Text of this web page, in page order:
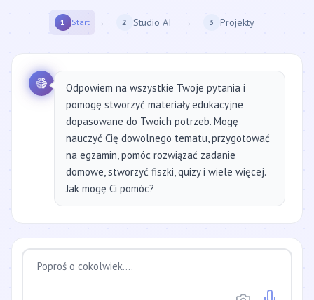
1 Start → 2 Studio AI → 3 Projekty
Odpowiem na wszystkie Twoje pytania i
pomogę stworzyć materiały edukacyjne
dopasowane do Twoich potrzeb. Mogę
nauczyć Cię dowolnego tematu, przygotować
na egzamin, pomóc rozwiązać zadanie
domowe, stworzyć fiszki, quizy i wiele więcej.
Jak mogę Ci pomóc?